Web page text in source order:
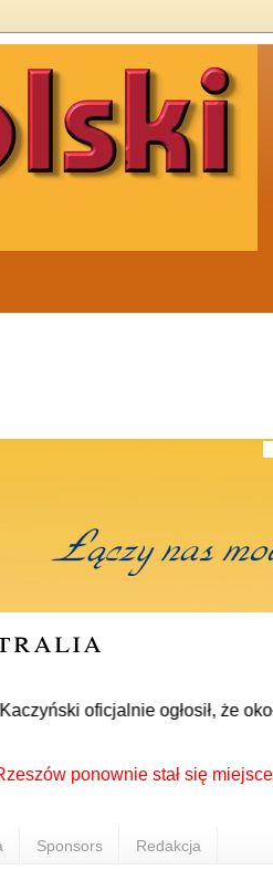
oficjalnie ogłosił, że
ponownie stał się
Sponsors Redakcja